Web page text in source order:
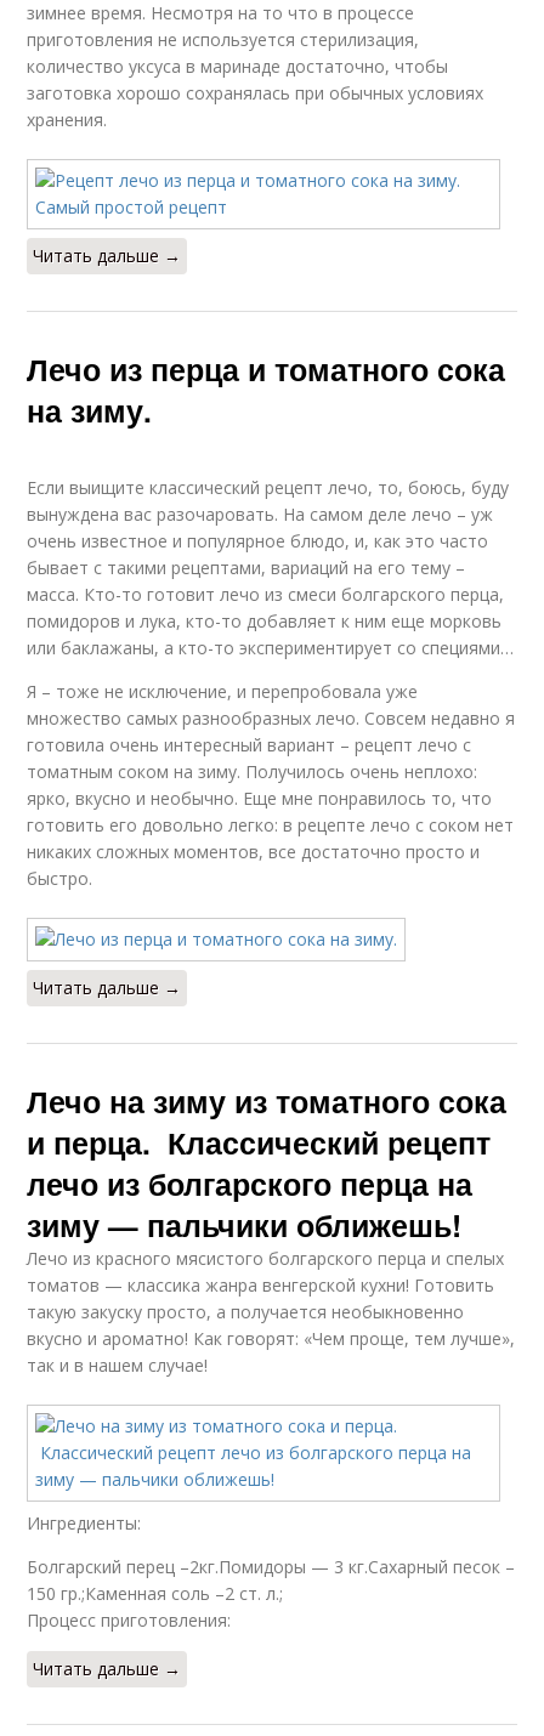
зимнее время. Несмотря на то что в процессе
приготовления не используется стерилизация,
количество уксуса в маринаде достаточно, чтобы
заготовка хорошо сохранялась при обычных условиях
хранения.
Читать дальше →
Лечо из перца и томатного сока
на зиму.
Если выищите классический рецепт лечо, то, боюсь, буду
вынуждена вас разочаровать. На самом деле лечо – уж
очень известное и популярное блюдо, и, как это часто
бывает с такими рецептами, вариаций на его тему –
масса. Кто-то готовит лечо из смеси болгарского перца,
помидоров и лука, кто-то добавляет к ним еще морковь
или баклажаны, а кто-то экспериментирует со специями…
Я – тоже не исключение, и перепробовала уже
множество самых разнообразных лечо. Совсем недавно я
готовила очень интересный вариант – рецепт лечо с
томатным соком на зиму. Получилось очень неплохо:
ярко, вкусно и необычно. Еще мне понравилось то, что
готовить его довольно легко: в рецепте лечо с соком нет
никаких сложных моментов, все достаточно просто и
быстро.
Читать дальше →
Лечо на зиму из томатного сока
и перца. Классический рецепт
лечо из болгарского перца на
зиму — пальчики оближешь!
Лечо из красного мясистого болгарского перца и спелых
томатов — классика жанра венгерской кухни! Готовить
такую закуску просто, а получается необыкновенно
вкусно и ароматно! Как говорят: «Чем проще, тем лучше»,
так и в нашем случае!
Ингредиенты:
Болгарский перец –2кг.Помидоры — 3 кг.Сахарный песок –
150 гр.;Каменная соль –2 ст. л.;
Процесс приготовления:
Читать дальше →